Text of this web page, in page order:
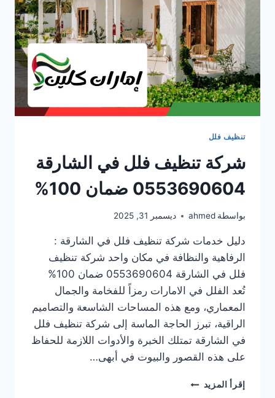
تنظيف فلل
شركة تنظيف فلل في الشارقة
0553690604 ضمان 100%
بواسطة ahmed ديسمبر 31, 2025
دليل خدمات شركة تنظيف فلل في الشارقة :
الرفاهية والنظافة في مكان واحد شركة تنظيف
فلل في الشارقة 0553690604 ضمان 100%
تُعد الفلل في الامارات رمزاً للفخامة والجمال
المعماري، ومع هذه المساحات الشاسعة والتصاميم
الراقية، تبرز الحاجة الماسة إلى شركة تنظيف فلل
في الشارقة تمتلك الخبرة والأدوات اللازمة للحفاظ
على هذه القصور والبيوت في أبهى…
إقرأ المزيد شركة